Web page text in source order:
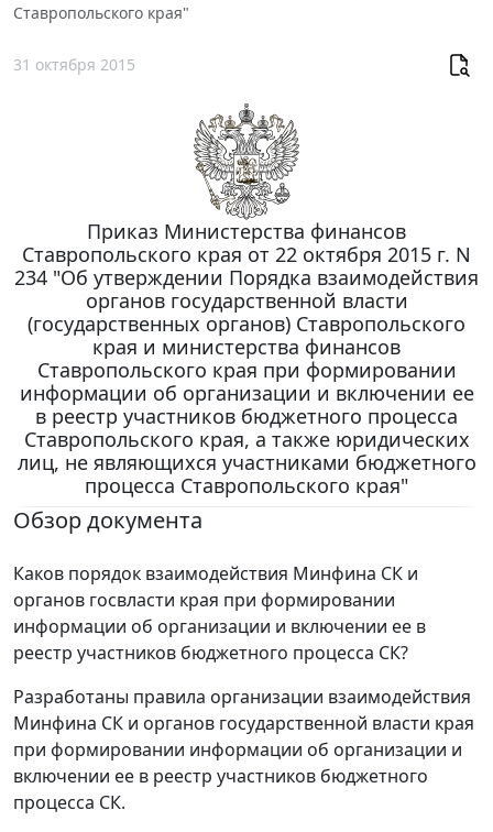
Ставропольского края"
31 октября 2015
Приказ Министерства финансов
Ставропольского края от 22 октября 2015 г. N
234 "Об утверждении Порядка взаимодействия
органов государственной власти
(государственных органов) Ставропольского
края и министерства финансов
Ставропольского края при формировании
информации об организации и включении ее
в реестр участников бюджетного процесса
Ставропольского края, а также юридических
лиц, не являющихся участниками бюджетного
процесса Ставропольского края"
Обзор документа
Каков порядок взаимодействия Минфина СК и
органов госвласти края при формировании
информации об организации и включении ее в
реестр участников бюджетного процесса СК?
Разработаны правила организации взаимодействия
Минфина СК и органов государственной власти края
при формировании информации об организации и
включении ее в реестр участников бюджетного
процесса СК.